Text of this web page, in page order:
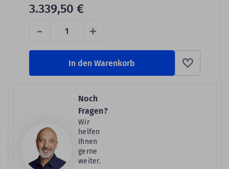
- +
3.339,50 €
In den Warenkorb
Noch
Fragen?
Wir
helfen
Ihnen
gerne
weiter.